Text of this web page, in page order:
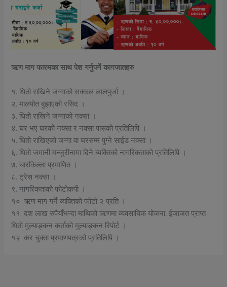
ऋण माग फारमका साथ पेश गर्नुपर्ने कागजातहरु
१. धितो राखिने जग्गाको सक्कल लालपुर्जा ।
२. मालपोत बुझाएको रसिद ।
३. धितो राखिने जग्गाको नक्सा ।
४. घर भए घरको नक्सा र नक्सा पासको प्रतिलिपि ।
५. धितो राखिएको जग्गा वा घरसम्म पुग्ने साईड नक्सा ।
६. धितो जमानी मन्जुरीनामा दिने ब्यक्तिको नागरिकताको प्रतिलिपि ।
७. चारकिल्ला प्रमाणित ।
८. ट्रेस नक्सा ।
९. नागरिकताको फोटोकपी ।
१०. ऋण माग गर्ने व्यक्तिको फोटो २ प्रति ।
११. दश लाख रुपैयाँभन्दा माथिको ऋणमा व्यवसायिक योजना, ईजाजत प्राप्त
धितो मुल्याङ्कन कर्ताको मुल्याङ्कन रिपोर्ट ।
१२. कर चुक्ता प्रमाणपत्रको प्रतिलिपि ।